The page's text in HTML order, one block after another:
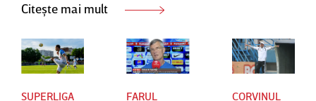
Citește mai mult
SUPERLIGA
FARUL
CORVINUL